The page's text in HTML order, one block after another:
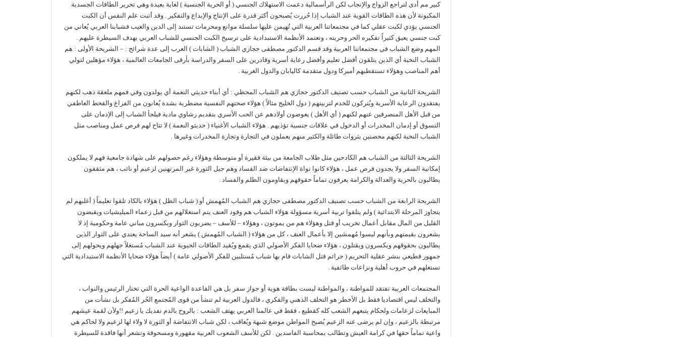
كبير مم أدى لتراجع الزواج والإنجاب لكن الرأسمالية دعمت الاستهلاك الجنسي ( أو الحرية الجنسية ) لغاية بعيدة وهي تحرير الطاقات الجسدية
المكبوتة لأن هذه الطاقات القوية عند الشباب إذا حُررت يُصبحون أكثر قدرة على الإنتاج والإبداع والتفكير . وقد أثبت علم النفس أن الكبت
الجنسي يؤدي لكبت عقلي كما في مجتمعاتنا العربية التي تُهيمن عليها سلسلة موانع ومحرمات تستند إلى الدين والغيب فشبابنا العربي يُعاني من
كبت جنسي يعيق كثيراً تفكيره الحر وحريته ، وتعتمد الأنظمة الاستبدادية على ترسيخ الكبت الجنسي للشباب العربي بهدف السيطرة عليهم .
المهم وضع الشباب في مجتمعاتنا العربية وقد قسم الدكتور مصطفى حجازي الشباب ( الشابات ) العرب إلى عدة شرائح : – الشريحة الأولى : هم
الشباب النخبة أي الذين يتلقون أفضل تعليم وأفضل رعاية أسرية وقادرين على السفر والدراسة بأرقى الجامعات العالمية ، هؤلاء مؤهلين لتولي
أهم المناصب وهؤلاء تستقطبهم أميركا ودول متقدمة كاليابان والدول الغربية .
الشريحة الثانية من الشباب حسب تصنيف الدكتور حجازي هم الشباب المحظي : أي أبناء حديثي النعمة أي يولدون وفي فمهم ملعقة ذهب لكنهم
يفتقدون الرعاية الأسرية ويُتركون للخدم لتربيتهم ( دول الخليج مثالاً ) هؤلاء صحتهم النفسية مضطربة بشدة يُعانون من الفراغ والقحط العاطفي
من قبل الأهل المنصرفين عنهم لكنهم ( أي الأهل ) يعوضون أولادهم عن الحب الأسري بتقديم رشاوي مادية فيلجأ الشباب إلى الإدمان على
التسوق أو إدمان المخدرات أو الدخول في علاقات جنسية تؤذيهم . هؤلاء الشباب الأغنياء ( حديثو النعمة ) لا تتاح لهم فرص عمل ومناصب مثل
الشباب النخبة لكنهم محصنين بثروات طائلة والكثير منهم يعملون في التجارة وتجارة المخدرات وغيرها .
الشريحة الثالثة من الشباب هم الكادحين مثل طلاب الجامعة من بيئة فقيرة أو متوسطة وهؤلاء رغم حصولهم على شهادة جامعية فهم لا يملكون
إمكانية السفر ولا يجدون فرص عمل ، هؤلاء كانوا نواة الإنتفاضات ضد الفساد وهم جيل الثورة غير المرتهنين لزعيم أو نائب ، هم مثقفون
يطالبون بالحرية والعدالة والكرامة يعرفون تماماً حقوقهم ويقاومون الظلم والفساد .
الشريحة الرابعة من الشباب حسب تصنيف الدكتور مصطفى حجازي هم الشباب المُهمش أو ( شباب الظل ) هؤلاء بالكاد تلقوا تعليماً ( أغلبهم لم
يتجاوز المرحلة الابتدائية ) ولم يتلقوا تربية أسرية مسؤولة هؤلاء الشباب هم وقود العنف يتم استغلالهم من قبل زعماء الميليشيات ويقبضون
القليل من المال مقابل أعمال تخريب أو قتل وهؤلاء هم من يموتون ، وهؤلاء – للأسف – يضربون الثوار ويكسرون مباني عامة وحكومية إذ لا
يشعرون بقيمتهم وبأنهم ليسوا مُهمشين إلا بأعمال العنف ، كل من هؤلاء ( الشباب المُهمش ) يشعر أنه سيد الساحة يعتدي على الثوار الذين
يطالبون بحقوقهم ويكسرون ويقتلون ، هؤلاء ضحايا الفكر الأصولي الذي يقمع ويُقيد الطاقات الحيوية عند الشباب مُستغلاً جهلهم ويحولهم إلى
جمهور قطيعي بنشر عقلية التحريم ( جرائم قتل الشابات قام بها شباب مُستلبين للفكر الأصولي عامة ) أيضاً هؤلاء ضحايا الأنظمة الاستبدادية التي
تستغلهم في حروب أهلية ونزاعات طائفية .
المجتمعات العربية تفتقد للمواطنة ، والمواطنة ليست بطاقة هوية أو جواز سفر بل هي القاعدة الواعية الحرة التي تختار الرئيس والنواب ،
والتخلف ليس اقتصاديا فقط بل الأخطر هو التخلف الذهني والفكري ، فالدول العربية لم تنشأ من قوى المُجتمع الحُر المُفكر بل نشأت من
المبايعات لزعامات ولحكام يتبعهم الشعب كله كقطيع ، فقط في عالمنا العربي يهتف الشعب : بالروح بالدم نفديك يا زعيم !!ولأن لقمة عيشهم
مرتبطة بالزعيم ، وإن لم يرضى عنه الزعيم يُصبح المواطن موضع شبهة ويُعاقب ، لكن شباب الانتفاضة أو الثورة لا ولاء لها لزعيم ولا لحاكم هي
واعية تماماً حقها في كرامة العيش وتطالب بمحاسبة الفاسدين . لكن للأسف الشعوب العربية مقهورة ومسحوقة وتشعر أنها فاقدة للسيطرة